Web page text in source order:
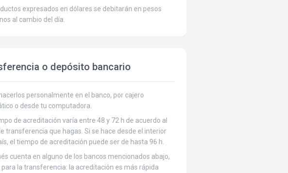
expresados en dólares se debitarán en pesos
al cambio del día.
o depósito bancario
personalmente en el banco, por cajero
o desde tu computadora.
de acreditación varía entre 48 y 72 h de acuerdo al
transferencia que hagas. Si se hace desde el interior
el tiempo de acreditación puede ser de hasta 96 h.
cuenta en alguno de los bancos mencionados abajo,
para la transferencia: la acreditación es más rápida